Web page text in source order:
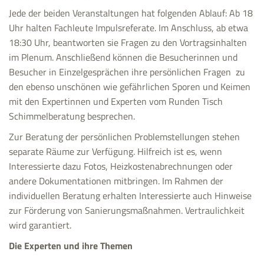
Jede der beiden Veranstaltungen hat folgenden Ablauf: Ab 18
Uhr halten Fachleute Impulsreferate. Im Anschluss, ab etwa
18:30 Uhr, beantworten sie Fragen zu den Vortragsinhalten
im Plenum. Anschließend können die Besucherinnen und
Besucher in Einzelgesprächen ihre persönlichen Fragen zu
den ebenso unschönen wie gefährlichen Sporen und Keimen
mit den Expertinnen und Experten vom Runden Tisch
Schimmelberatung besprechen.
Zur Beratung der persönlichen Problemstellungen stehen
separate Räume zur Verfügung. Hilfreich ist es, wenn
Interessierte dazu Fotos, Heizkostenabrechnungen oder
andere Dokumentationen mitbringen. Im Rahmen der
individuellen Beratung erhalten Interessierte auch Hinweise
zur Förderung von Sanierungsmaßnahmen. Vertraulichkeit
wird garantiert.
Die Experten und ihre Themen